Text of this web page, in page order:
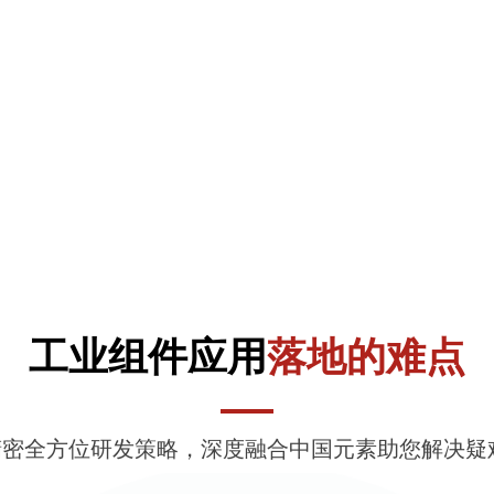
工业组件应用落地的难点
全方位研发策略，深度融合中国元素助您解决疑